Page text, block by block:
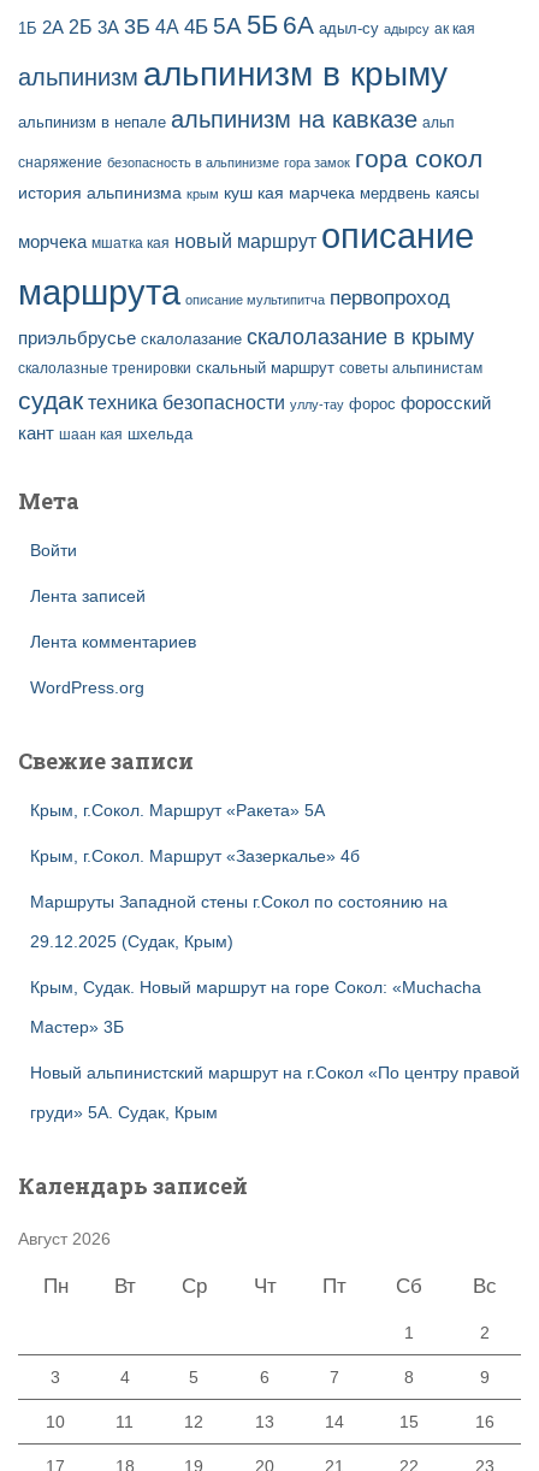
1Б 2А 2Б 3А 3Б 4А 4Б 5А 5Б 6А адыл-су адырсу ак кая
альпинизм альпинизм в крыму
альпинизм в непале альпинизм на кавказе альп
снаряжение безопасность в альпинизме гора замок гора сокол
история альпинизма крым куш кая марчека мердвень каясы
морчека мшатка кая новый маршрут описание
маршрута описание мультипитча первопроход
приэльбрусье скалолазание скалолазание в крыму
скалолазные тренировки скальный маршрут советы альпинистам
судак техника безопасности уллу-тау форос форосский
кант шаан кая шхельда
Мета
Войти
Лента записей
Лента комментариев
WordPress.org
Свежие записи
Крым, г.Сокол. Маршрут «Ракета» 5А
Крым, г.Сокол. Маршрут «Зазеркалье» 4б
Маршруты Западной стены г.Сокол по состоянию на
29.12.2025 (Судак, Крым)
Крым, Судак. Новый маршрут на горе Сокол: «Muchacha
Мастер» 3Б
Новый альпинистский маршрут на г.Сокол «По центру правой
груди» 5А. Судак, Крым
Календарь записей
Август 2026
Пн Вт Ср Чт Пт Сб Вс
1 2
3 4 5 6 7 8 9
10 11 12 13 14 15 16
17 18 19 20 21 22 23